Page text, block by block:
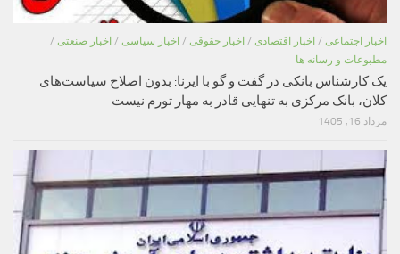
اخبار اجتماعی / اخبار اقتصادی / اخبار حقوقی / اخبار سیاسی / اخبار صنعتی /
مطبوعات و رسانه ها
یک کارشناس بانکی در گفت و گو با ایرنا: بدون اصلاح سیاست‌های
کلان، بانک مرکزی به تنهایی قادر به مهار تورم نیست
مرداد 16, 1405